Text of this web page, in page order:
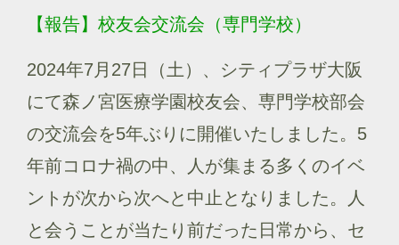
【報告】校友会交流会（専門学校）
2024年7月27日（土）、シティプラザ大阪
にて森ノ宮医療学園校友会、専門学校部会
の交流会を5年ぶりに開催いたしました。5
年前コロナ禍の中、人が集まる多くのイベ
ントが次から次へと中止となりました。人
と会うことが当たり前だった日常から、セ